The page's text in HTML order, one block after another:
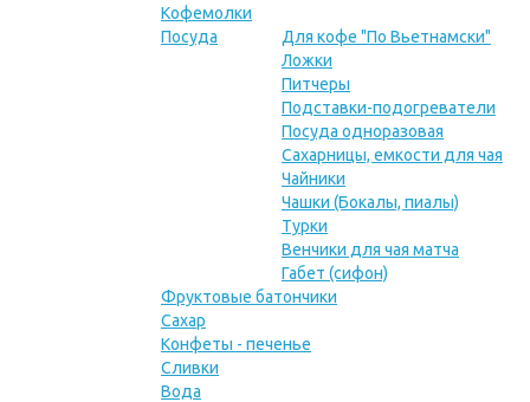
Кофемолки
Посуда
Для кофе "По Вьетнамски"
Ложки
Питчеры
Подставки-подогреватели
Посуда одноразовая
Сахарницы, емкости для чая
Чайники
Чашки (Бокалы, пиалы)
Турки
Венчики для чая матча
Габет (сифон)
Фруктовые батончики
Сахар
Конфеты - печенье
Сливки
Вода